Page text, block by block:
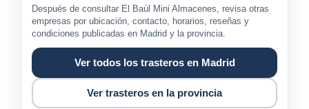
Después de consultar El Baúl Mini Almacenes, revisa otras
empresas por ubicación, contacto, horarios, reseñas y
condiciones publicadas en Madrid y la provincia.
Ver todos los trasteros en Madrid
Ver trasteros en la provincia